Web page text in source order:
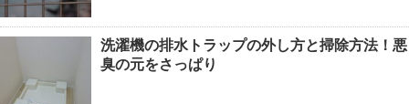
猫の鳴き声『ニャー』ではなく『んー
んー』この鳴き声の意味とは
洗濯機の排水トラップの外し方と掃除方法！悪
臭の元をさっぱり